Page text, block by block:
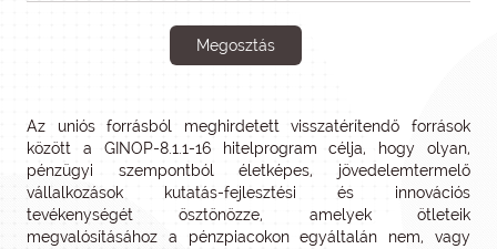
Megosztás
Az uniós forrásból meghirdetett visszatérítendő források
között a GINOP-8.1.1-16 hitelprogram célja, hogy olyan,
pénzügyi szempontból életképes, jövedelemtermelő
vállalkozások kutatás-fejlesztési és innovációs
tevékenységét ösztönözze, amelyek ötleteik
megvalósításához a pénzpiacokon egyáltalán nem, vagy